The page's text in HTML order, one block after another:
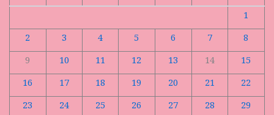
1
2
3 4 5 6 7
8
9
10 11 12 13 14
15
16
17 18 19 20 21
22
23
24 25 26 27 28
29